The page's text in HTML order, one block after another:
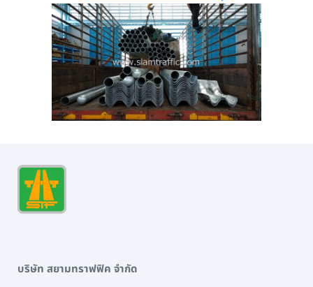
บริษัท สยามทราฟฟิค จำกัด